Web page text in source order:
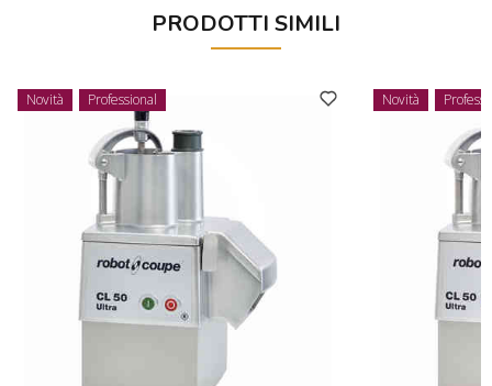
PRODOTTI SIMILI
Novità Professional Novità